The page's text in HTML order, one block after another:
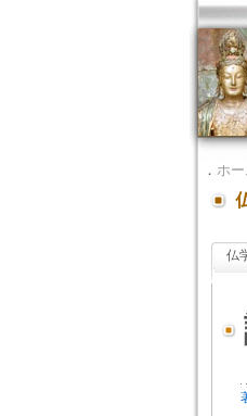
． ホー
仏